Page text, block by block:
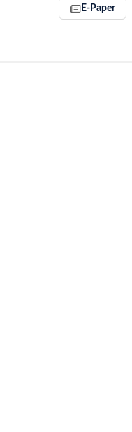
E-Paper